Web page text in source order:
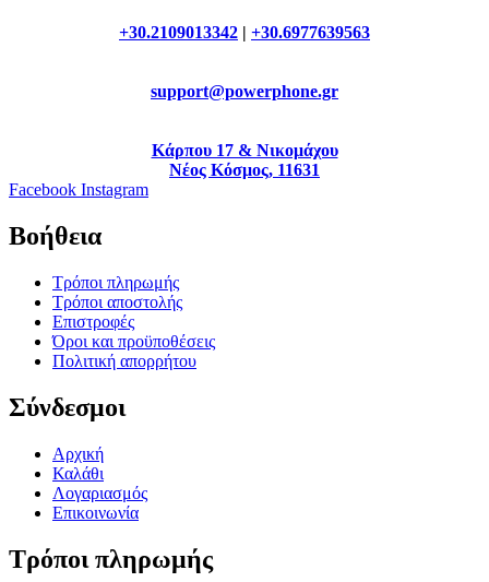
+30.2109013342 +30.6977639563
support@powerphone.gr
Κάρπου 17 & Νικομάχου
Νέος Κόσμος, 11631
Facebook Instagram
Βοήθεια
Τρόποι πληρωμής
Τρόποι αποστολής
Επιστροφές
Όροι και προϋποθέσεις
Πολιτική απορρήτου
Σύνδεσμοι
Αρχική
Καλάθι
Λογαριασμός
Επικοινωνία
Τρόποι πληρωμής